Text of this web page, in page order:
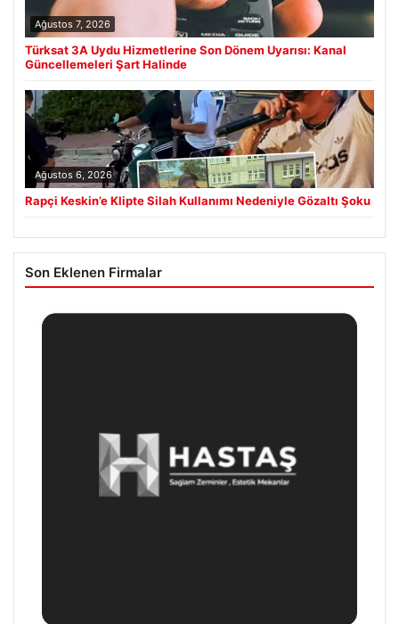
Ağustos 7, 2026
Türksat 3A Uydu Hizmetlerine Son Dönem Uyarısı: Kanal
Güncellemeleri Şart Halinde
Ağustos 6, 2026
Rapçi Keskin’e Klipte Silah Kullanımı Nedeniyle Gözaltı Şoku
Son Eklenen Firmalar